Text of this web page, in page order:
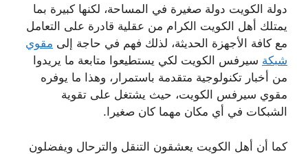
دولة الكويت دولة صغيرة في المساحة، لكنها كبيرة بما
يمتلك أهل الكويت الكرام من عقلية قادرة على التعامل
مع كافة الأجهزة الحديثة، لذلك فهم في حاجة إلى مقوي
شبكة سيرفس الكويت لكي يستطيعوا متابعة ما يريدوا
من أخبار تكنولوجية متقدمة باستمرار، وهذا ما يوفره
مقوي سيرفس الكويت، حيث يشتغل على تقوية
الشبكات في أي مكان مهما كان صغيرا.
كما أن أهل الكويت يعشقون التنقل والترحال ويفضلون